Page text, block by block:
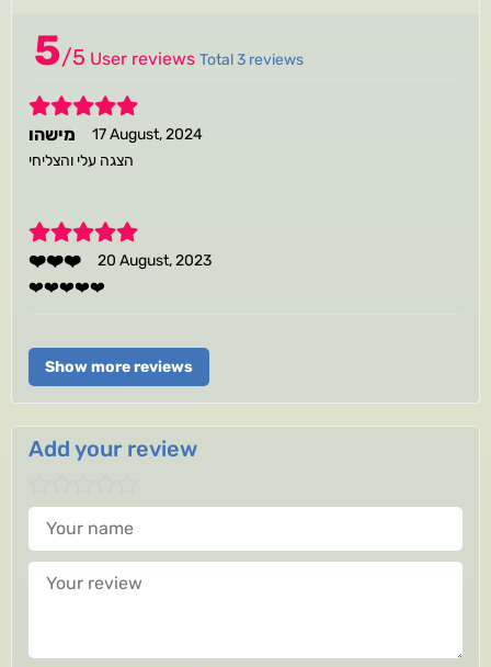
5/5 User reviews Total 3 reviews
5
מישהו
17 August, 2024
הצגה עלי והצליחי
5
❤️❤️❤️
20 August, 2023
❤️❤️❤️❤️❤️
Show more reviews
Add your review
Your name
Your review